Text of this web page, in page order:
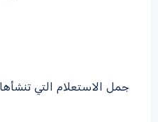
جمل الاستعلام التي